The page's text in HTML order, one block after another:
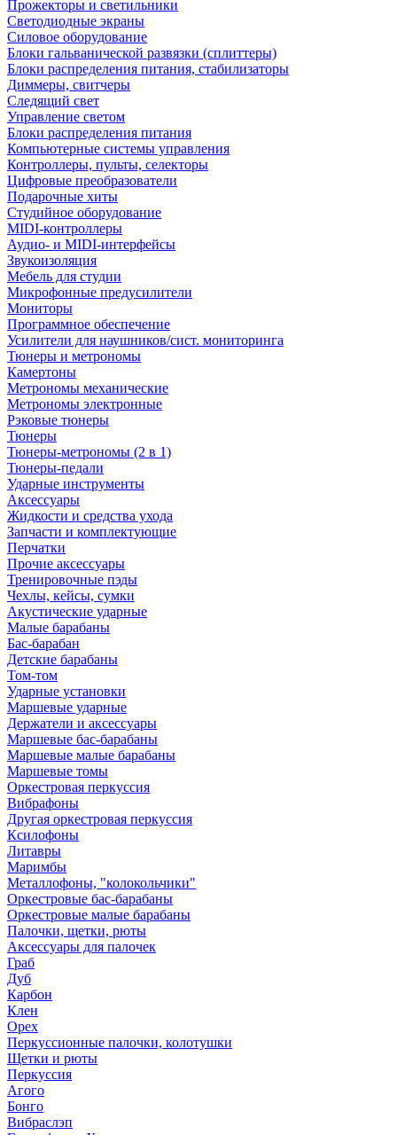
Прожекторы и светильники
Светодиодные экраны
Силовое оборудование
Блоки гальванической развязки (сплиттеры)
Блоки распределения питания, стабилизаторы
Диммеры, свитчеры
Следящий свет
Управление светом
Блоки распределения питания
Компьютерные системы управления
Контроллеры, пульты, селекторы
Цифровые преобразователи
Подарочные хиты
Студийное оборудование
MIDI-контроллеры
Аудио- и MIDI-интерфейсы
Звукоизоляция
Мебель для студии
Микрофонные предусилители
Мониторы
Программное обеспечение
Усилители для наушников/сист. мониторинга
Тюнеры и метрономы
Камертоны
Метрономы механические
Метрономы электронные
Рэковые тюнеры
Тюнеры
Тюнеры-метрономы (2 в 1)
Тюнеры-педали
Ударные инструменты
Аксессуары
Жидкости и средства ухода
Запчасти и комплектующие
Перчатки
Прочие аксессуары
Тренировочные пэды
Чехлы, кейсы, сумки
Акустические ударные
Mалые барабаны
Бас-барабан
Детские барабаны
Том-том
Ударные установки
Маршевые ударные
Держатели и аксессуары
Маршевые бас-барабаны
Маршевые малые барабаны
Маршевые томы
Оркестровая перкуссия
Вибрафоны
Другая оркестровая перкуссия
Ксилофоны
Литавры
Маримбы
Металлофоны, "колокольчики"
Оркестровые бас-барабаны
Оркестровые малые барабаны
Палочки, щетки, рюты
Аксессуары для палочек
Граб
Дуб
Карбон
Клен
Орех
Перкуссионные палочки, колотушки
Щетки и рюты
Перкуссия
Агого
Бонго
Вибраслэп